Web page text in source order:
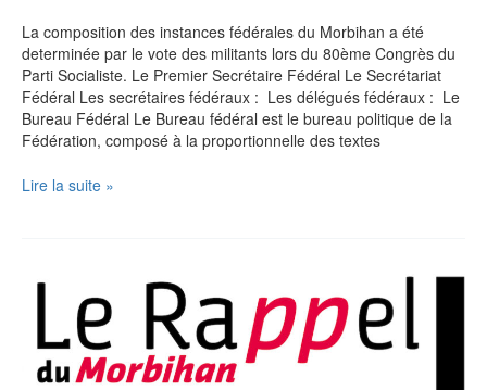
La composition des instances fédérales du Morbihan a été
determinée par le vote des militants lors du 80ème Congrès du
Parti Socialiste. Le Premier Secrétaire Fédéral Le Secrétariat
Fédéral Les secrétaires fédéraux : Les délégués fédéraux : Le
Bureau Fédéral Le Bureau fédéral est le bureau politique de la
Fédération, composé à la proportionnelle des textes
Les
Lire la suite »